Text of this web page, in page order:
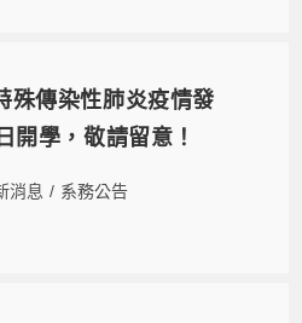
殊傳染性肺炎疫情發
開學，敬請留意！
消息 / 系務公告